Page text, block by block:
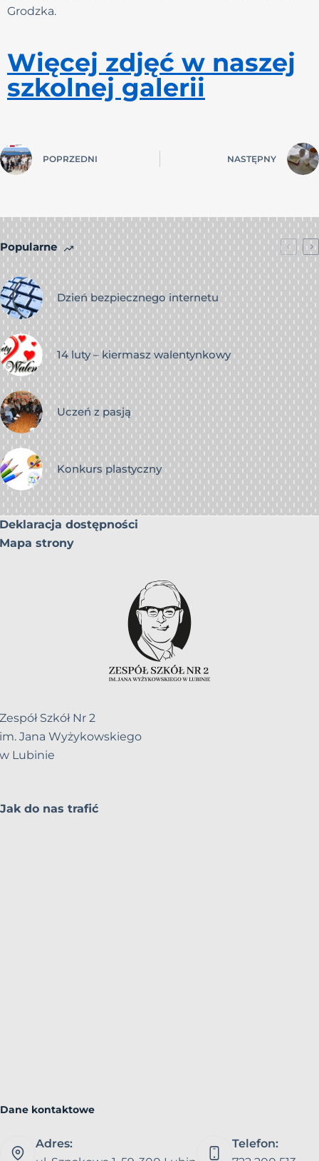
Grodzka.
Więcej zdjęć w naszej
szkolnej galerii
POPRZEDNI NASTĘPNY
Popularne
Dzień bezpiecznego internetu
14 luty – kiermasz walentynkowy
Uczeń z pasją
Konkurs plastyczny
Deklaracja dostępności
Mapa strony
Zespół Szkół Nr 2
im. Jana Wyżykowskiego
w Lubinie
Jak do nas trafić
Dane kontaktowe
Adres:
Telefon: